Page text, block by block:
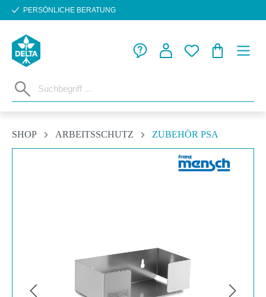
Zum Hauptinhalt springen
PERSÖNLICHE BERATUNG
SHOP ARBEITSSCHUTZ
ZUBEHÖR PSA